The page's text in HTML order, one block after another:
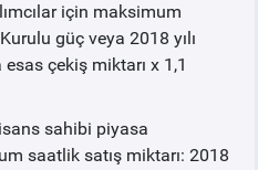
için maksimum
güç veya 2018 yılı
çekiş miktarı x 1,1
sahibi piyasa
saatlik satış miktarı: 2018